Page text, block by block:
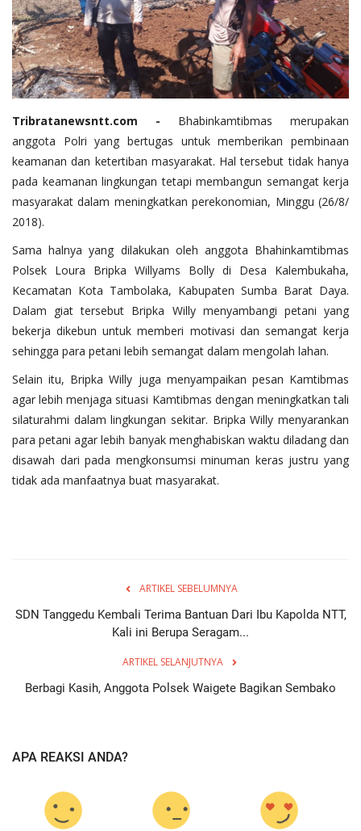
Tribratanewsntt.com - Bhabinkamtibmas merupakan
anggota Polri yang bertugas untuk memberikan pembinaan
keamanan dan ketertiban masyarakat. Hal tersebut tidak hanya
pada keamanan lingkungan tetapi membangun semangat kerja
masyarakat dalam meningkatkan perekonomian, Minggu (26/8/
2018).
Sama halnya yang dilakukan oleh anggota Bhahinkamtibmas
Polsek Loura Bripka Willyams Bolly di Desa Kalembukaha,
Kecamatan Kota Tambolaka, Kabupaten Sumba Barat Daya.
Dalam giat tersebut Bripka Willy menyambangi petani yang
bekerja dikebun untuk memberi motivasi dan semangat kerja
sehingga para petani lebih semangat dalam mengolah lahan.
Selain itu, Bripka Willy juga menyampaikan pesan Kamtibmas
agar lebih menjaga situasi Kamtibmas dengan meningkatkan tali
silaturahmi dalam lingkungan sekitar. Bripka Willy menyarankan
para petani agar lebih banyak menghabiskan waktu diladang dan
disawah dari pada mengkonsumsi minuman keras justru yang
tidak ada manfaatnya buat masyarakat.
ARTIKEL SEBELUMNYA
SDN Tanggedu Kembali Terima Bantuan Dari Ibu Kapolda NTT,
Kali ini Berupa Seragam...
ARTIKEL SELANJUTNYA
Berbagi Kasih, Anggota Polsek Waigete Bagikan Sembako
APA REAKSI ANDA?